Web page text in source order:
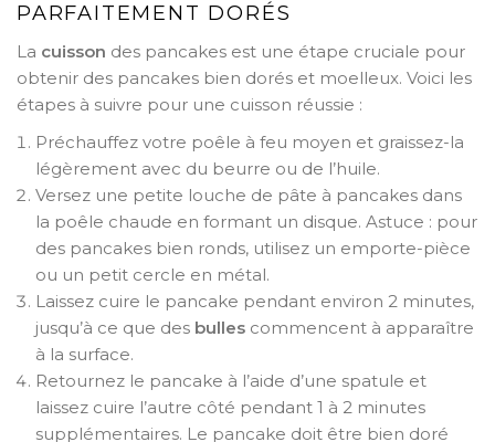
PARFAITEMENT DORÉS
La cuisson des pancakes est une étape cruciale pour
obtenir des pancakes bien dorés et moelleux. Voici les
étapes à suivre pour une cuisson réussie :
Préchauffez votre poêle à feu moyen et graissez-la
légèrement avec du beurre ou de l’huile.
Versez une petite louche de pâte à pancakes dans
la poêle chaude en formant un disque. Astuce : pour
des pancakes bien ronds, utilisez un emporte-pièce
ou un petit cercle en métal.
Laissez cuire le pancake pendant environ 2 minutes,
jusqu’à ce que des bulles commencent à apparaître
à la surface.
Retournez le pancake à l’aide d’une spatule et
laissez cuire l’autre côté pendant 1 à 2 minutes
supplémentaires. Le pancake doit être bien doré